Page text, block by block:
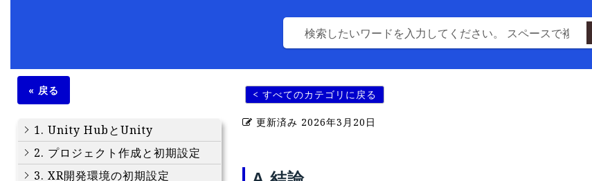
« 戻る
1. Unity HubとUnity
2. プロジェクト作成と初期設定
3. XR開発環境の初期設定
< すべてのカテゴリに戻る
更新済み 2026年3月20日